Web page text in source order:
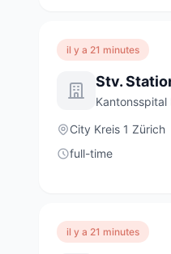
il y a 21 minutes
Stv.
Kantonsspital
City Kreis 1 Zürich
full-time
il y a 21 minutes